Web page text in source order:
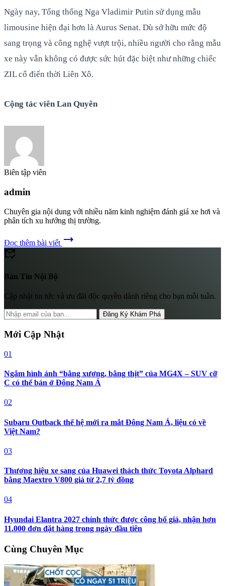
Ngày nay, Tổng thống Nga Vladimir Putin sử dụng mẫu
limousine hiện đại hơn là Aurus Senat. Dù sở hữu mức độ
sang trọng và công nghệ vượt trội, nhiều người cho rằng mẫu
xe này vẫn không có được sức hút đặc biệt như những chiếc
ZIL cổ điển thời Liên Xô.
Cộng tác viên Lan Quyên
Biên tập viên
admin
Chuyên gia nội dung với nhiều năm kinh nghiệm đánh giá xe hơi và
phân tích xu hướng thị trường.
Đọc thêm bài viết trending_flat
mark_email_read
Bản Tin Nội Bộ
Cập nhật tin tức và ưu đãi độc quyền dành riêng cho bạn mỗi tuần.
Đăng Ký Khám Phá
Mới Cập Nhật
01
Ngắm hình ảnh “bằng xương, bằng thịt” của MG4X – SUV cỡ
C có thể bán ở Đông Nam Á
02
Subaru Outback thế hệ mới ra mắt Đông Nam Á, liệu có về
Việt Nam?
03
Thương hiệu xe sang của Huawei thách thức Toyota Alphard
bằng Maextro V800 giá từ 2,7 tỷ đồng
04
Hyundai Elantra 2027 chính thức được công bố giá, nhận hơn
11.000 đơn đặt hàng trong ngày đầu tiên
Cùng Chuyên Mục